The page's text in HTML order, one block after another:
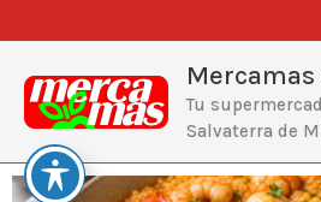
al
contenido
Mercamas
Tu
Salvaterra de